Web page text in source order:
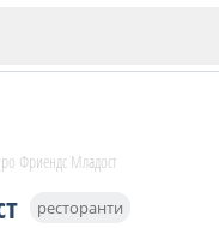
ресторанти
Фриендс Младост